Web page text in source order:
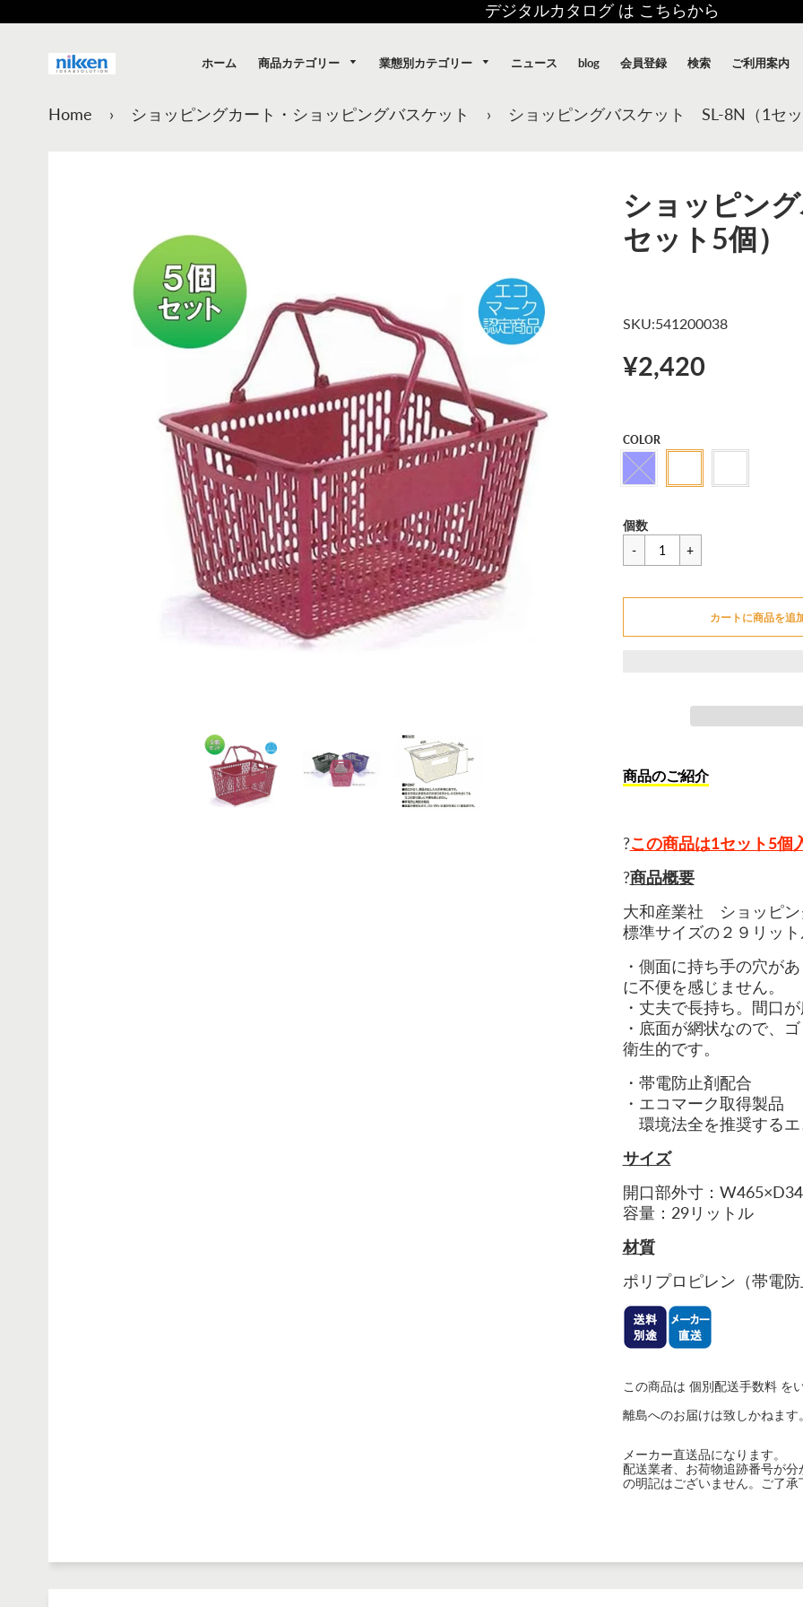
デジタルカタログ は こちらから
ホーム 商品カテゴリー 業態別カテゴリー ニュース blog 会員登録 検索 ご利用案内
Home › ショッピングカート・ショッピングバスケット › ショッピングバスケット SL-8N（1セッ
ショッピン
セット5個）
SKU:541200038
¥2,420
セ
ー
ル
格
COLOR
一
価
¥2,420
個数
カートに商品を追
商品のご紹介
?この商品は1セット5個
?商品概要
大和産業社 ショッピン
標準サイズの２９リット
・側面に持ち手の穴が
に不便を感じません。
・丈夫で長持ち。間口
・底面が網状なので、
衛生的です。
・帯電防止剤配合
・エコマーク取得製品
環境法全を推奨するエ
サイズ
開口部外寸：
容量： 29リットル
材質
ポリプロピレン（帯電防
この商品は 個別配送手数料 を
離島へのお届けは致しかねます
メーカー直送品になります。
配送業者、お荷物追跡番号が
の明記はございません。ご了承